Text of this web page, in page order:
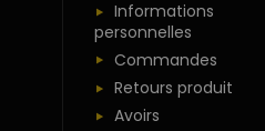
Informations
personnelles
Commandes
Retours produit
Avoirs